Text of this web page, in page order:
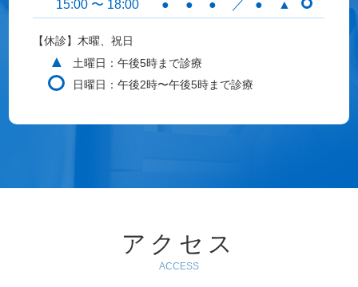
15:00 〜 18:00
● ● ● ／ ● ▲
【休診】木曜、祝日
▲
土曜日：午後5時まで診療
日曜日：午後2時〜午後5時まで診療
アクセス
ACCESS